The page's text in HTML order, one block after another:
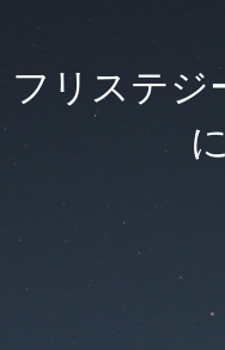
フリステ